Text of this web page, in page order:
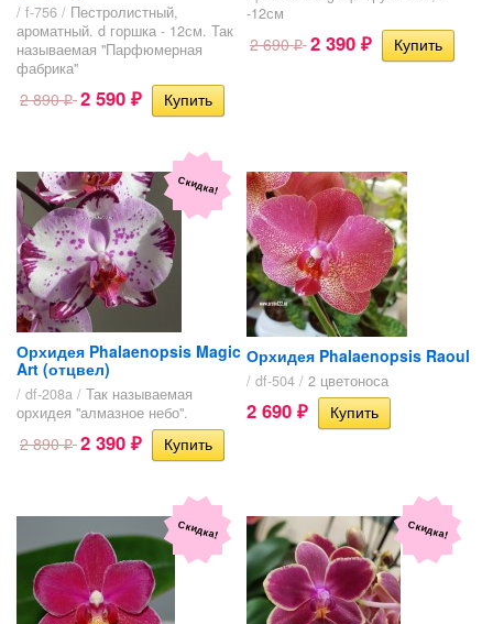
/ f-756 / Пестролистный,
ароматный. d горшка - 12см. Так
называемая "Парфюмерная
фабрика"
2 890₽ 2 590 ₽
-12см
2 690₽ 2 390 ₽
Скидка!
Орхидея Phalaenopsis Magic
Art (отцвел)
/ df-208a / Так называемая
орхидея "алмазное небо".
2 890₽ 2 390 ₽
Орхидея Phalaenopsis Raoul
/ df-504 / 2 цветоноса
2 690 ₽
Скидка! Скидка!